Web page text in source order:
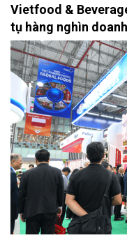
Vietfood &
tụ hàng nghìn